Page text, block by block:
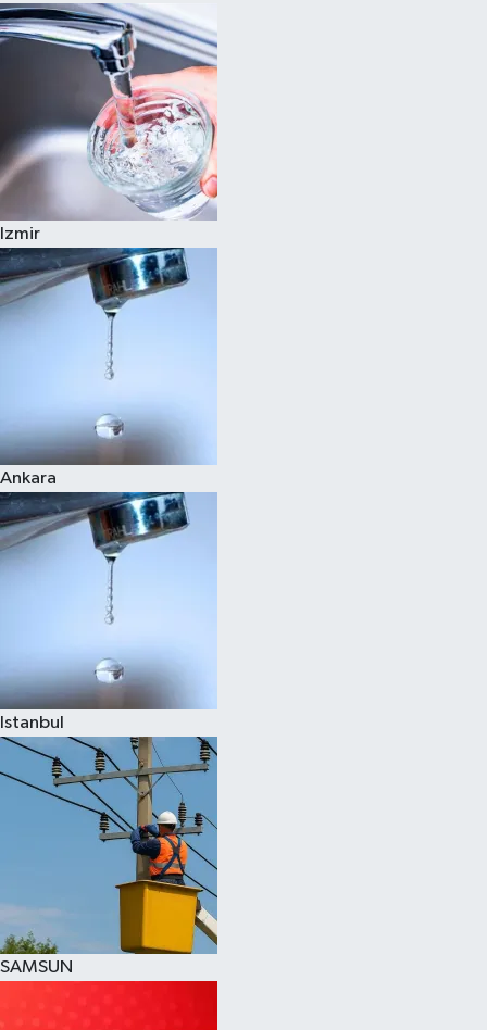
Izmir
Ankara
Istanbul
SAMSUN